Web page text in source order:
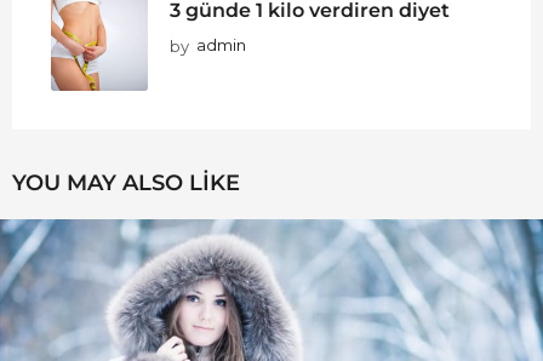
3 günde 1 kilo verdiren diyet
by admin
YOU MAY ALSO LIKE